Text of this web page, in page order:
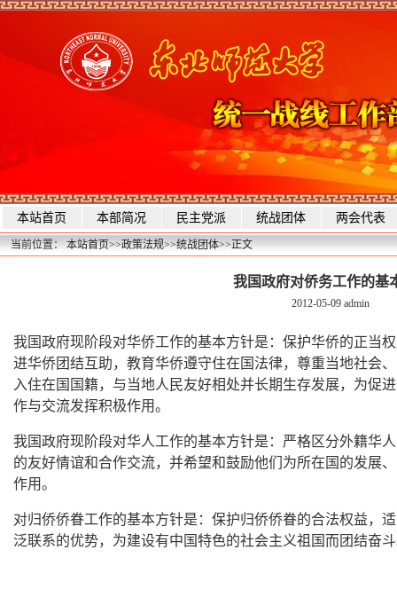
本站首页 本部简况 民主党派 统战团体 两会代表
当前位置：本站首页>>政策法规>>统战团体>>正文
我国政府对侨务工作的基
2012-05-09 admin
我国政府现阶段对华侨工作的基本方针是：保护华侨的正当
进华侨团结互助，教育华侨遵守住在国法律，尊重当地社会
入住在国国籍，与当地人民友好相处并长期生存发展，为促
作与交流发挥积极作用。
我国政府现阶段对华人工作的基本方针是：严格区分外籍华
的友好情谊和合作交流，并希望和鼓励他们为所在国的发展
作用。
对归侨侨眷工作的基本方针是：保护归侨侨眷的合法权益，
泛联系的优势，为建设有中国特色的社会主义祖国而团结奋